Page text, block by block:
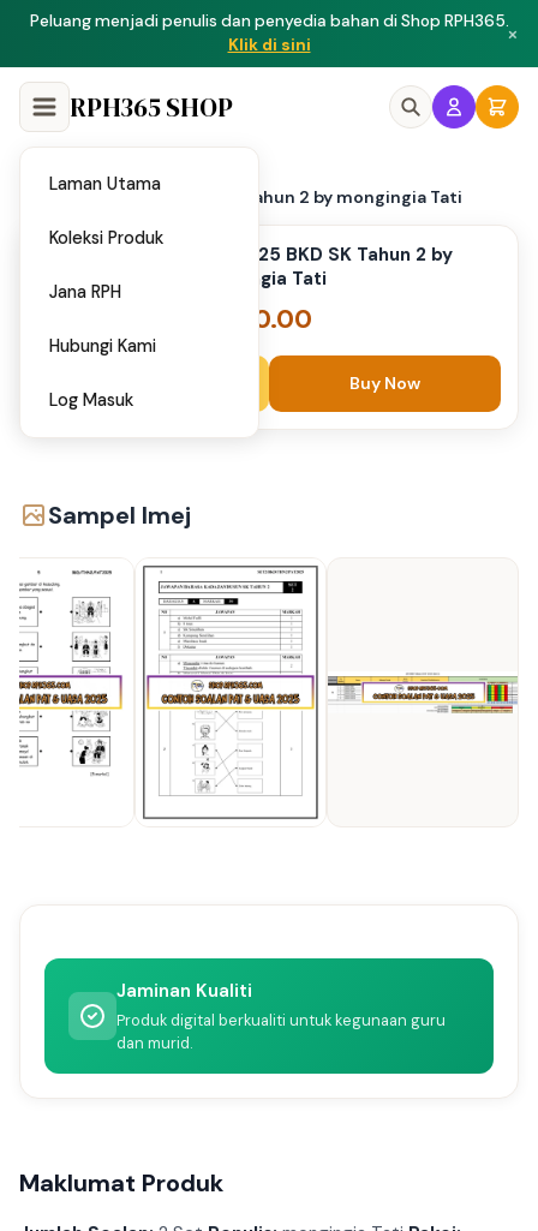
Peluang menjadi penulis dan penyedia bahan di Shop RPH365.
Klik di sini
×
Laman Utama
Koleksi Produk
Jana RPH
Hubungi Kami
Log Masuk
RPH365 SHOP
Home PAT 2025 BKD SK Tahun 2 by mongingia Tati
PAT 2025 BKD SK Tahun 2 by
mongingia Tati
RM 20.00
Buy Now
Sampel Imej
Jaminan Kualiti
Produk digital berkualiti untuk kegunaan guru
dan murid.
Maklumat Produk